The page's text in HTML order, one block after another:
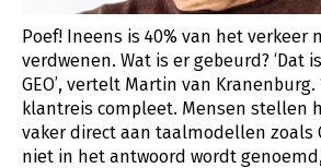
Poef! Ineens is 40% van het verkeer
verdwenen. Wat is er gebeurd? ‘Dat
GEO’, vertelt Martin van Kranenburg.
klantreis compleet. Mensen stellen
vaker direct aan taalmodellen zoals
niet in het antwoord wordt